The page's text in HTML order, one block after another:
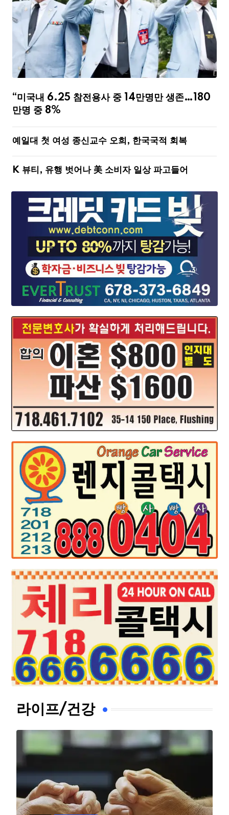
“미국내 6.25 참전용사 중 14만명만 생존…180
만명 중 8%
예일대 첫 여성 종신교수 오희, 한국국적 회복
K 뷰티, 유행 벗어나 美 소비자 일상 파고들어
라이프/건강